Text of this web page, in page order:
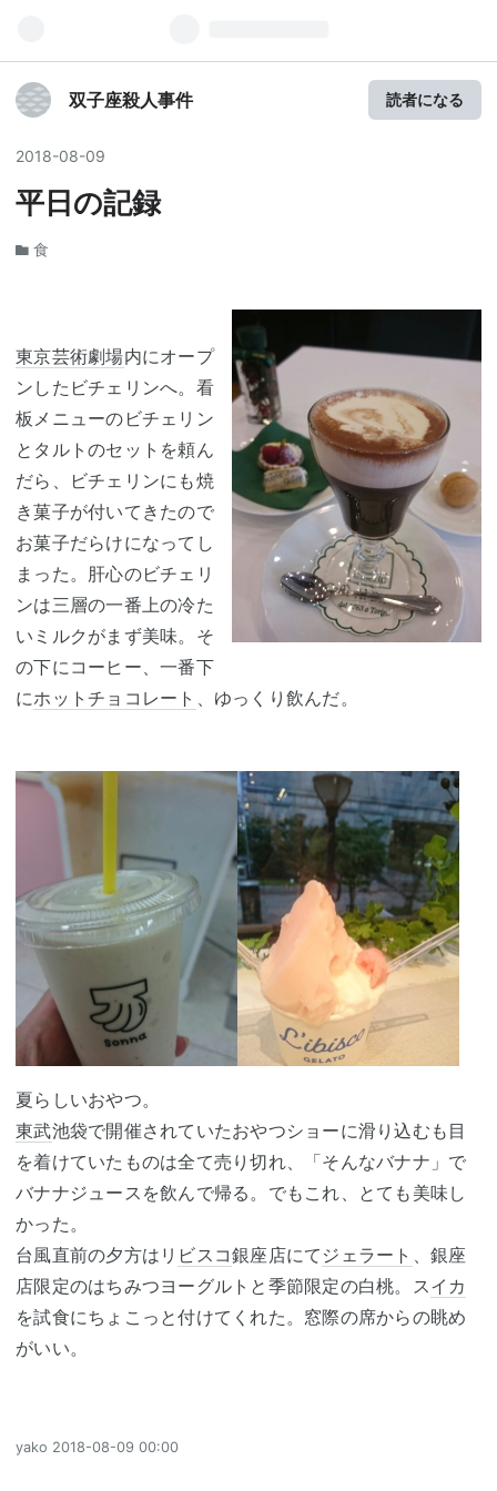
双子座殺人事件 読者になる
2018-08-09
平日の記録
食
東京芸術劇場内にオープ
ンしたビチェリンへ。看
板メニューのビチェリン
とタルトのセットを頼ん
だら、ビチェリンにも焼
き菓子が付いてきたので
お菓子だらけになってし
まった。肝心のビチェリ
ンは三層の一番上の冷た
いミルクがまず美味。そ
の下にコーヒー、一番下
にホットチョコレート 、ゆっくり飲んだ。
夏らしいおやつ。
東武池袋で開催されていたおやつショーに滑り込むも目
を着けていたものは全て売り切れ、「そんなバナナ」で
バナナジュースを飲んで帰る。でもこれ、とても美味し
かった。
台風直前の夕方はリ ビスコ銀座店にて ジェラート 、銀座
店限定のはちみつヨーグルトと季節限定の白桃。スイカ
を試食にちょこっと付けてくれた。窓際の席からの眺め
がいい。
yako 2018-08-09 00:00